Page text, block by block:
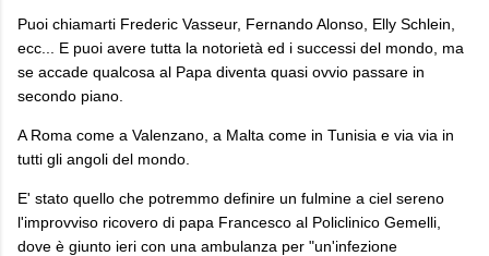
Puoi chiamarti Frederic Vasseur, Fernando Alonso, Elly Schlein,
ecc... E puoi avere tutta la notorietà ed i successi del mondo, ma
se accade qualcosa al Papa diventa quasi ovvio passare in
secondo piano.
A Roma come a Valenzano, a Malta come in Tunisia e via via in
tutti gli angoli del mondo.
E' stato quello che potremmo definire un fulmine a ciel sereno
l'improvviso ricovero di papa Francesco al Policlinico Gemelli,
dove è giunto ieri con una ambulanza per "un'infezione